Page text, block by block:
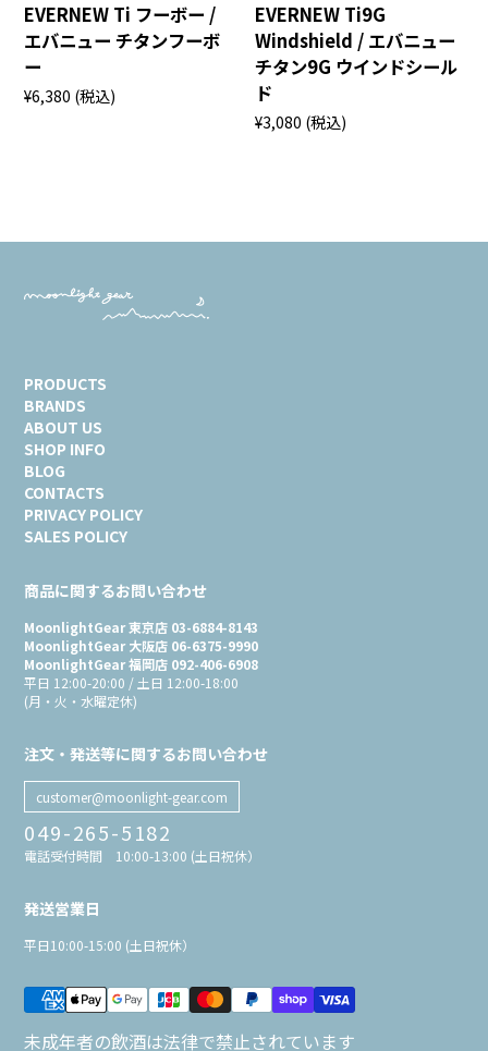
EVERNEW Ti フーボー /
エバニュー チタンフーボ
ー
¥6,380 (税込)
EVERNEW Ti9G
Windshield / エバニュー
チタン9G ウインドシール
ド
¥3,080 (税込)
PRODUCTS
BRANDS
ABOUT US
SHOP INFO
BLOG
CONTACTS
PRIVACY POLICY
SALES POLICY
商品に関するお問い合わせ
MoonlightGear 東京店 03-6884-8143
MoonlightGear 大阪店 06-6375-9990
MoonlightGear 福岡店 092-406-6908
平日 12:00-20:00 / 土日 12:00-18:00
(月・火・水曜定休)
注文・発送等に関するお問い合わせ
customer@moonlight-gear.com
049-265-5182
電話受付時間 10:00-13:00 (土日祝休）
発送営業日
平日10:00-15:00 (土日祝休）
未成年者の飲酒は法律で禁止されています